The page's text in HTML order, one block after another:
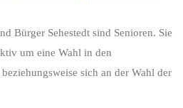
Bürger Sehestedt sind Senioren. Sie
um eine Wahl in den
sich an der Wahl der